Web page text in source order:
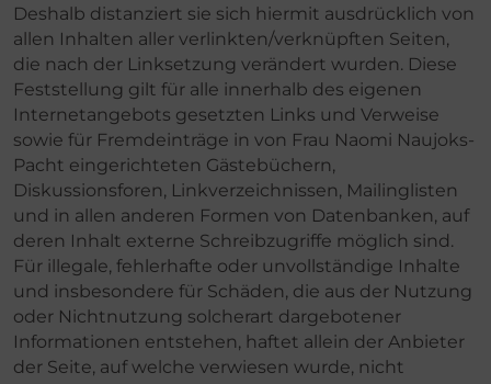
Deshalb distanziert sie sich hiermit ausdrücklich von
allen Inhalten aller verlinkten/verknüpften Seiten,
die nach der Linksetzung verändert wurden. Diese
Feststellung gilt für alle innerhalb des eigenen
Internetangebots gesetzten Links und Verweise
sowie für Fremdeinträge in von Frau Naomi Naujoks-
Pacht eingerichteten Gästebüchern,
Diskussionsforen, Linkverzeichnissen, Mailinglisten
und in allen anderen Formen von Datenbanken, auf
deren Inhalt externe Schreibzugriffe möglich sind.
Für illegale, fehlerhafte oder unvollständige Inhalte
und insbesondere für Schäden, die aus der Nutzung
oder Nichtnutzung solcherart dargebotener
Informationen entstehen, haftet allein der Anbieter
der Seite, auf welche verwiesen wurde, nicht